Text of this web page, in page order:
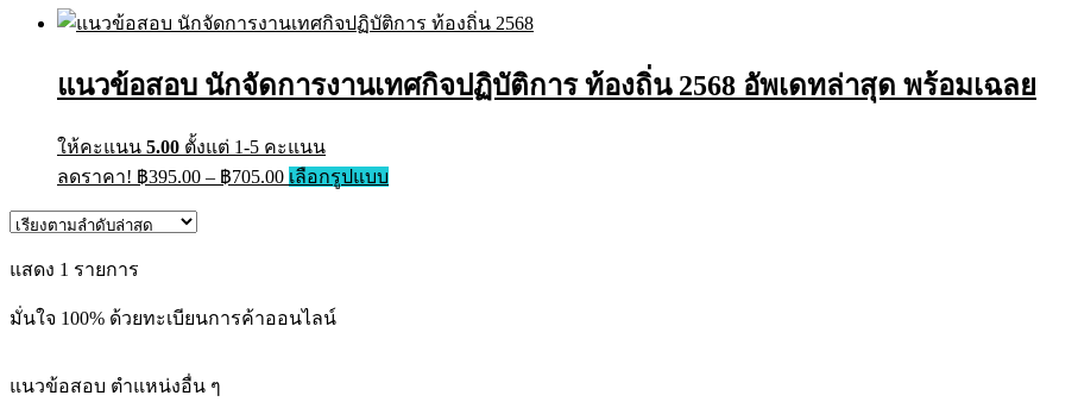
แนวข้อสอบ นักจัดการงานเทศกิจปฏิบัติการ ท้องถิ่น 2568 อัพเดทล่าสุด พร้อมเฉลย
ให้คะแนน 5.00 ตั้งแต่ 1-5 คะแนน
ลดราคา! ฿395.00 – ฿705.00Price
range:
เลือกรูปแบบThis
product
แสดง 1 รายการ
มั่นใจ 100% ด้วยทะเบียนการค้าออนไลน์
แนวข้อสอบ ตำแหน่งอื่น ๆ